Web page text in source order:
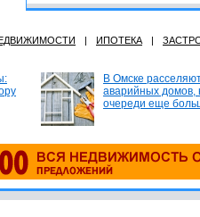
| ИПОТЕКА |
В Омске
аварийных домов,
очереди еще